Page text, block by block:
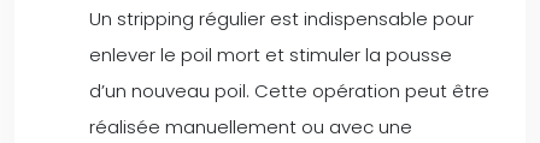
Un stripping régulier est indispensable pour
enlever le poil mort et stimuler la pousse
d’un nouveau poil. Cette opération peut être
réalisée manuellement ou avec une